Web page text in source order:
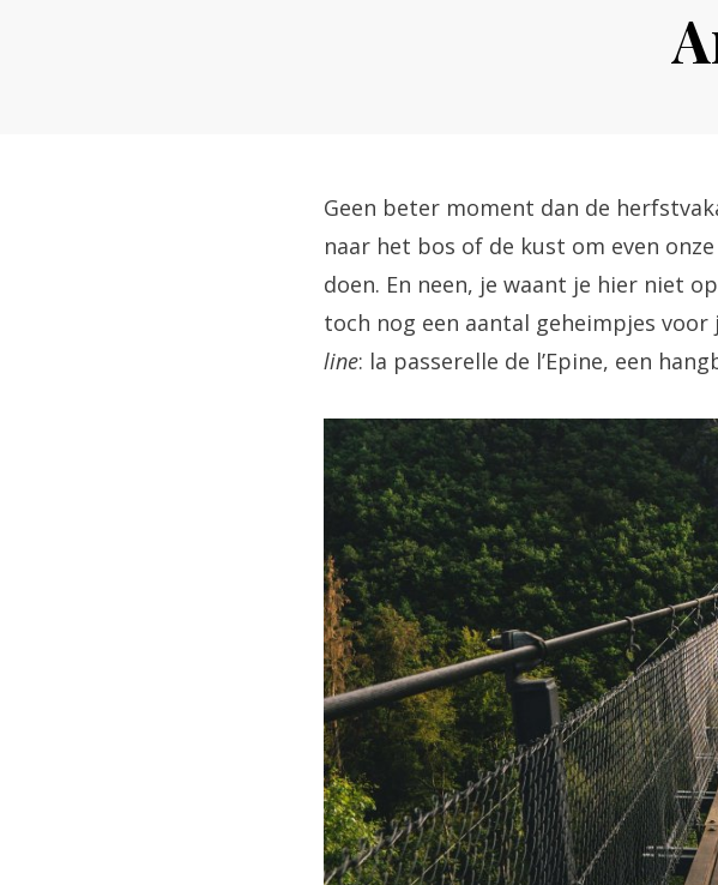
Geen beter moment dan de
naar het bos of de kust om even
doen. En neen, je waant je hier niet
toch nog een aantal geheimpjes
line: la passerelle de l’Epine, een